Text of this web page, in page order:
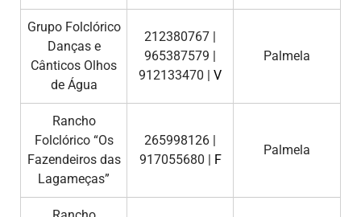
Grupo Folclórico
Danças e
Cânticos Olhos
de Água
212380767 |
965387579 |
912133470 | V
Palmela
Rancho
Folclórico “Os
Fazendeiros das
Lagameças”
265998126 |
917055680 | F
Palmela